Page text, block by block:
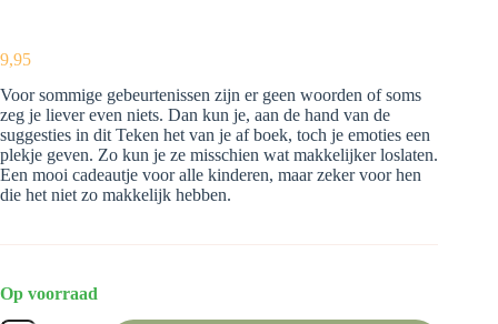
9,95
Voor sommige gebeurtenissen zijn er geen woorden of soms
zeg je liever even niets. Dan kun je, aan de hand van de
suggesties in dit Teken het van je af boek, toch je emoties een
plekje geven. Zo kun je ze misschien wat makkelijker loslaten.
Een mooi cadeautje voor alle kinderen, maar zeker voor hen
die het niet zo makkelijk hebben.
Op voorraad